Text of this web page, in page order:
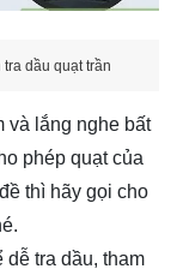
dầu quạt trần
và lắng nghe bất
phép quạt của
thì hãy gọi cho
dễ tra dầu, tham